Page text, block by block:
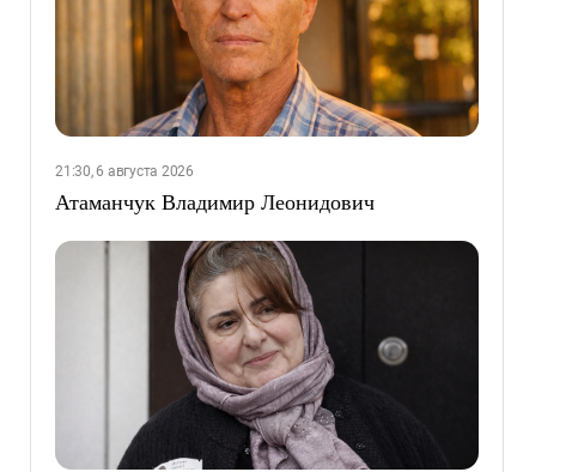
21:30, 6 августа 2026
Атаманчук Владимир Леонидович